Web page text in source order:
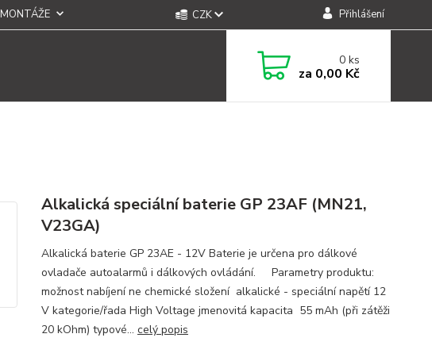
MONTÁŽE CZK Přihlášení
0ks
za 0,00 Kč
Alkalická speciální baterie GP 23AF (MN21,
V23GA)
Alkalická baterie GP 23AE - 12V Baterie je určena pro dálkové
ovladače autoalarmů i dálkových ovládání. Parametry produktu:
možnost nabíjení ne chemické složení alkalické - speciální napětí 12
V kategorie/řada High Voltage jmenovitá kapacita 55 mAh (při zátěži
20 kOhm) typové... celý popis